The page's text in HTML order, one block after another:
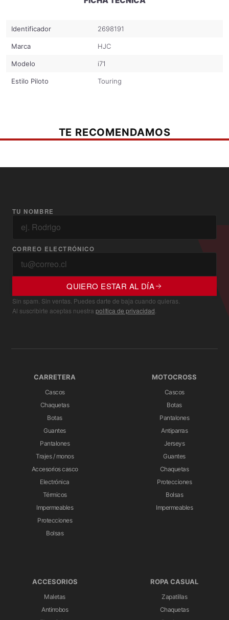
Verifica tu talla correcta de acuerdo a la pestaña de "cuadro de medidas"
Identificador 2698191
Marca HJC
Modelo i71
Estilo Piloto Touring
TE RECOMENDAMOS
TU NOMBRE
CORREO ELECTRÓNICO
QUIERO ESTAR AL DÍA
Sin spam. Sin ventas. Puedes darte de baja cuando quieras.
Al suscribirte aceptas nuestra política de privacidad
CARRETERA
Cascos
Chaquetas
Botas
Guantes
Pantalones
Trajes / monos
Accesorios casco
Electrónica
Térmicos
Impermeables
Protecciones
Bolsas
MOTOCROSS
Cascos
Botas
Pantalones
Antiparras
Jerseys
Guantes
Chaquetas
Protecciones
Bolsas
Impermeables
ACCESORIOS
Maletas
Antirrobos
ROPA CASUAL
Zapatillas
Chaquetas